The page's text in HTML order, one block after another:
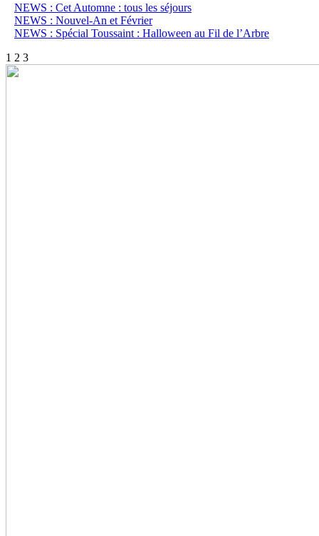
NEWS : Cet Automne : tous les séjours
NEWS : Nouvel-An et Février
NEWS : Spécial Toussaint : Halloween au Fil de l’Arbre
1 2 3